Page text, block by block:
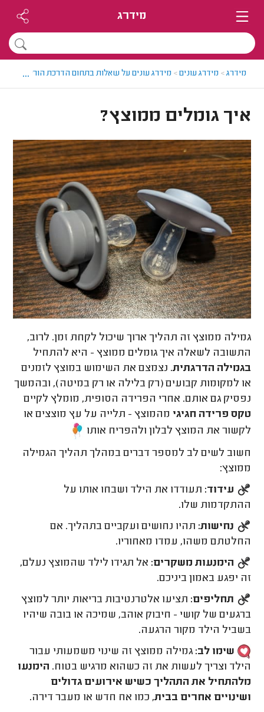
מידרג
מידרג> מידרג עונים> מידרג עונים על שאלות בתחום הדרכת הורים>...
איך גומלים ממוצץ?
גמילה ממוצץ זה תהליך ארוך שיכול לקחת זמן. לרוב,
התשובה לשאלה איך גומלים ממוצץ - היא להתחיל
בגמילה הדרגתית. נצמצם את השימוש במוצץ לזמנים
או למקומות קבועים (רק בלילה או רק במיטה), ובהמשך
נפסיק גם אותם. אחרי הפרידה הסופית, מומלץ לקיים
טקס פרידה חגיגי מהמוצץ - תלייה על עץ מוצצים או
לקשור את המוצץ לבלון ולהפריח אותו
חשוב לשים לב למספר דברים במהלך תהליך הגמילה
ממוצץ:
עידוד: תעודדו את הילד ושבחו אותו על
ההתקדמות שלו.
נחישות: תהיו נחושים ועקביים בתהליך. אם
החלטתם משהו, עמדו מאחוריו.
הימנעות משקרים: אל תגידו לילד שהמוצץ נעלם,
זה יפגע באמון ביניכם.
תחליפים: תציעו אלטרנטיבות בריאות יותר למוצץ
ברגעים של קושי - חיבוק אוהב, שמיכה או בובה שיהיו
בשביל הילד מקור הרגעה.
שימו לב: גמילה ממוצץ זה שינוי משמעותי עבור
הילד וצריך לעשות את זה כשהוא מרגיש בטוח. הימנעו
מלהתחיל את התהליך כשיש אירועים גדולים
ושינויים אחרים בבית, כמו אח חדש או מעבר דירה.